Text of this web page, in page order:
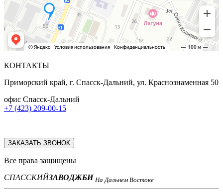
КОНТАКТЫ
Приморский край, г. Спасск-Дальний, ул. Краснознаменная 50
офис Спасск-Дальний
+7 (423) 209-00-15
ЗАКАЗАТЬ ЗВОНОК
Все права защищены
СПАССКИЙЗАВОДЖБИ На Дальнем Востоке